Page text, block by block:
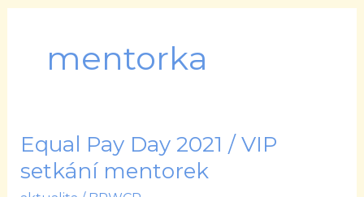
mentorka
Equal Pay Day 2021 / VIP
setkání mentorek
Equal
Pay